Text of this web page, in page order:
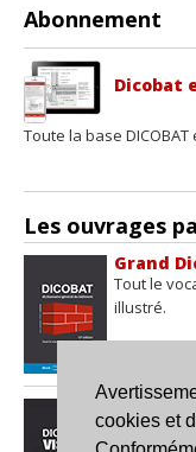
cookies et
Abonnement
Dicobat
Toute la base DICOBAT
Les ouvrages
Grand
Tout le
illustré.
Dicobat
L'essentiel